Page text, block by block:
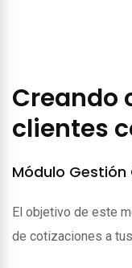
Creando
clientes
Módulo
El objetivo de este
de cotizaciones a